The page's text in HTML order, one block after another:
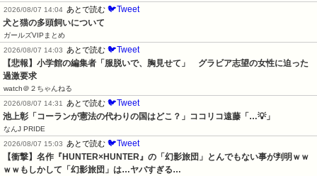
2026/08/07 14:04 あとで読む 🐦Tweet
犬と猫の多頭飼いについて
ガールズVIPまとめ
2026/08/07 14:03
あとで読む 🐦Tweet
【悲報】小学館の編集者「服脱いで、胸見せて」　グラビア志望の女性に迫った
過激要求
watch＠２ちゃんねる
2026/08/07 14:31
あとで読む 🐦Tweet
池上彰「コーランが憲法の代わりの国はどこ？」ココリコ遠藤「…💡」
なんJ PRIDE
2026/08/07 15:03
あとで読む 🐦Tweet
【衝撃】名作『HUNTER×HUNTER』の「幻影旅団」とんでもない事が判明ｗｗ
ｗｗもしかして「幻影旅団」は…ヤバすぎる…